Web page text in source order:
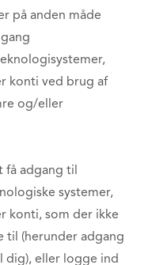
på anden måde
konti ved brug af
og/eller
få adgang til
systemer,
konti, som der ikke
til (herunder adgang
dig), eller logge ind